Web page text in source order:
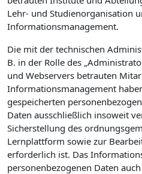
Lehr- und Studienorganisation
Informationsmanagement.
Die mit der technischen
B. in der Rolle des
und Webservers betrauten
Informationsmanagement
gespeicherten
Daten ausschließlich insoweit
Sicherstellung des
Lernplattform sowie zur
erforderlich ist. Das
personenbezogenen Daten